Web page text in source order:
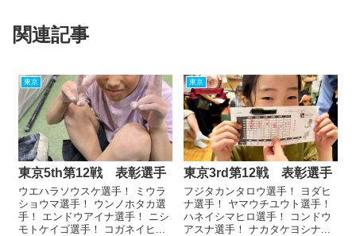
関連記事
東京
東京5th第12戦 表彰選手
ウエハラソウスケ選手！ ミウラ
ショウマ選手！ ウンノホタカ選
手！ エンドウアイナ選手！ ニシ
モトケイゴ選手！ コガネイヒ...
東京
東京3rd第12戦 表彰選手
フジタカンタロウ選手！ ヨダヒ
ナ選手！ ヤマウチユウト選手！
ハネイシマヒロ選手！ コンドウ
アスナ選手！ ナカタケヨシナ...